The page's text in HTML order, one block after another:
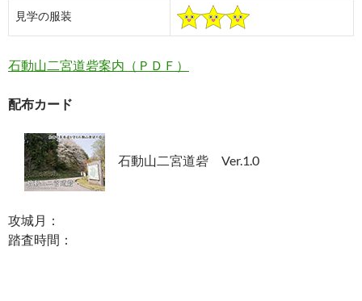
見学の服装
石動山二宮道砦案内（ＰＤＦ）
配布カード
石動山二宮道砦 Ver.1.0
攻城月：
踏査時間：